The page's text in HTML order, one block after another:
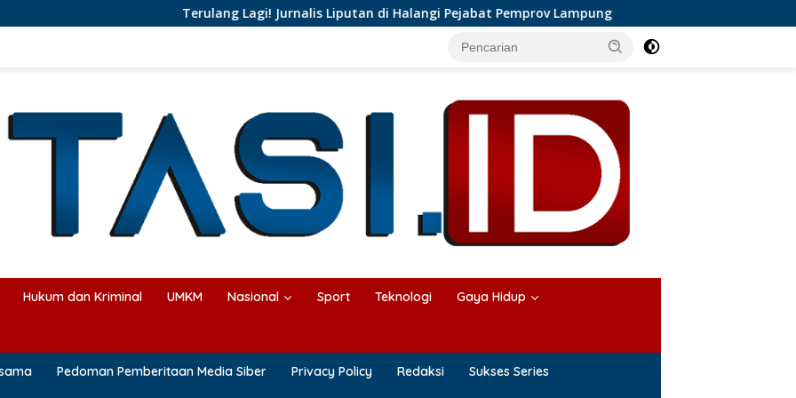
Terulang Lagi! Jurnalis Liputan di Halangi Pejabat Pemprov Lampung Perkembangan Bisnis Karangan
Hukum dan Kriminal UMKM Nasional Sport Teknologi Gaya Hidup
Pedoman Pemberitaan Media Siber Privacy Policy Redaksi Sukses Series